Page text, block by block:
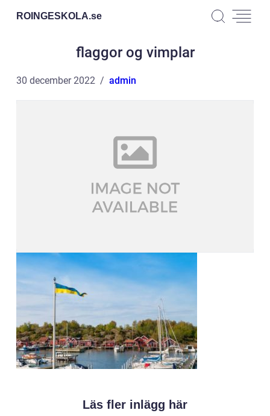
ROINGESKOLA.se
flaggor og vimplar
30 december 2022 admin
Läs fler inlägg här